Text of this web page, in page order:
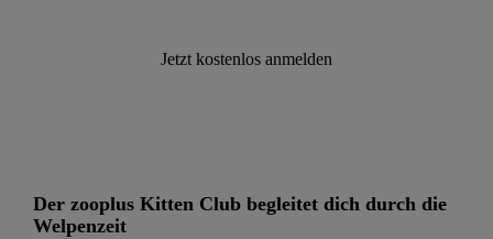
Jetzt kostenlos anmelden
Der zooplus Kitten Club begleitet dich durch die
Welpenzeit